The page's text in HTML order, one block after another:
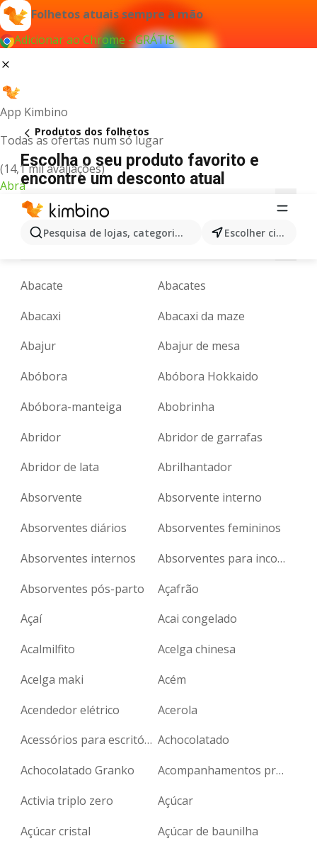
Folhetos atuais sempre à mão
Adicionar ao Chrome - GRÁTIS
App Kimbino
Todas as ofertas num só lugar
(14,1 mil avaliações)
Abra
Pesquisa de lojas, categorias,produtos... Escolher cidade
Produtos dos folhetos
Escolha o seu produto favorito e
encontre um desconto atual
5 A B I
N
O P Q R S U V W
Abacate
Abacates
Abacaxi
Abacaxi da maze
Abajur
Abajur de mesa
Abóbora
Abóbora Hokkaido
Abóbora-manteiga
Abobrinha
Abridor
Abridor de garrafas
Abridor de lata
Abrilhantador
Absorvente
Absorvente interno
Absorventes diários
Absorventes femininos
Absorventes internos
Absorventes para incontinência
Absorventes pós-parto
Açafrão
Açaí
Acai congelado
Acalmilfito
Acelga chinesa
Acelga maki
Acém
Acendedor elétrico
Acerola
Acessórios para escritório Achocolatado
Achocolatado Granko
Acompanhamentos prontos
Activia triplo zero
Açúcar
Açúcar cristal
Açúcar de baunilha